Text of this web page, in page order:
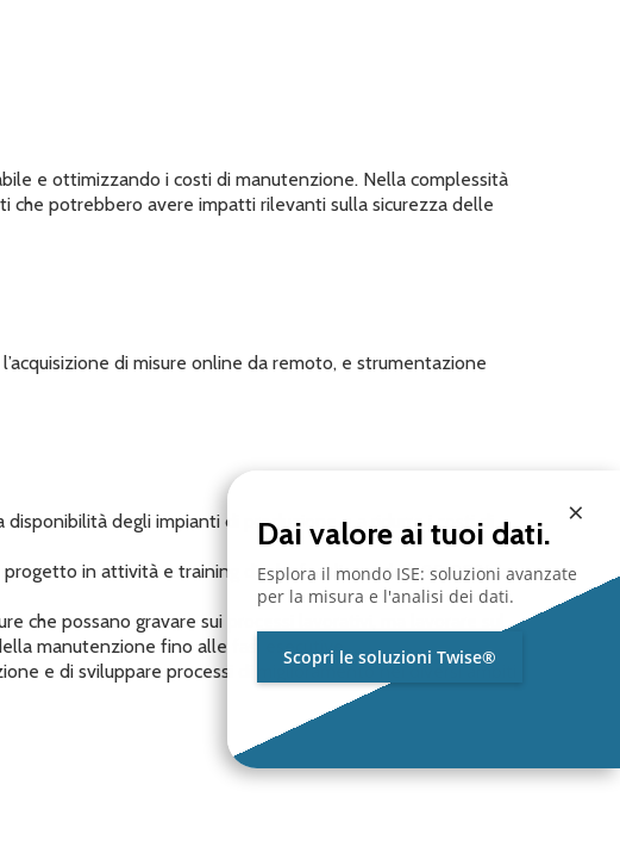
e ottimizzando i costi di manutenzione. Nella complessità
che potrebbero avere impatti rilevanti sulla sicurezza delle
di misure online da remoto, e strumentazione
degli impianti di produzione e a ridurre i costi di
in attività e training d’aula, focalizzando l’ 85-90% in
che possano gravare sui processi lavorativi, ma lavorare sul
manutenzione fino alle fasi esecutive.
e di sviluppare processi di miglioramento nei diversi ambiti
×
Dai valore ai tuoi dati.
Esplora il mondo ISE: soluzioni avanzate
per la misura e l'analisi dei dati.
Scopri le soluzioni Twise®